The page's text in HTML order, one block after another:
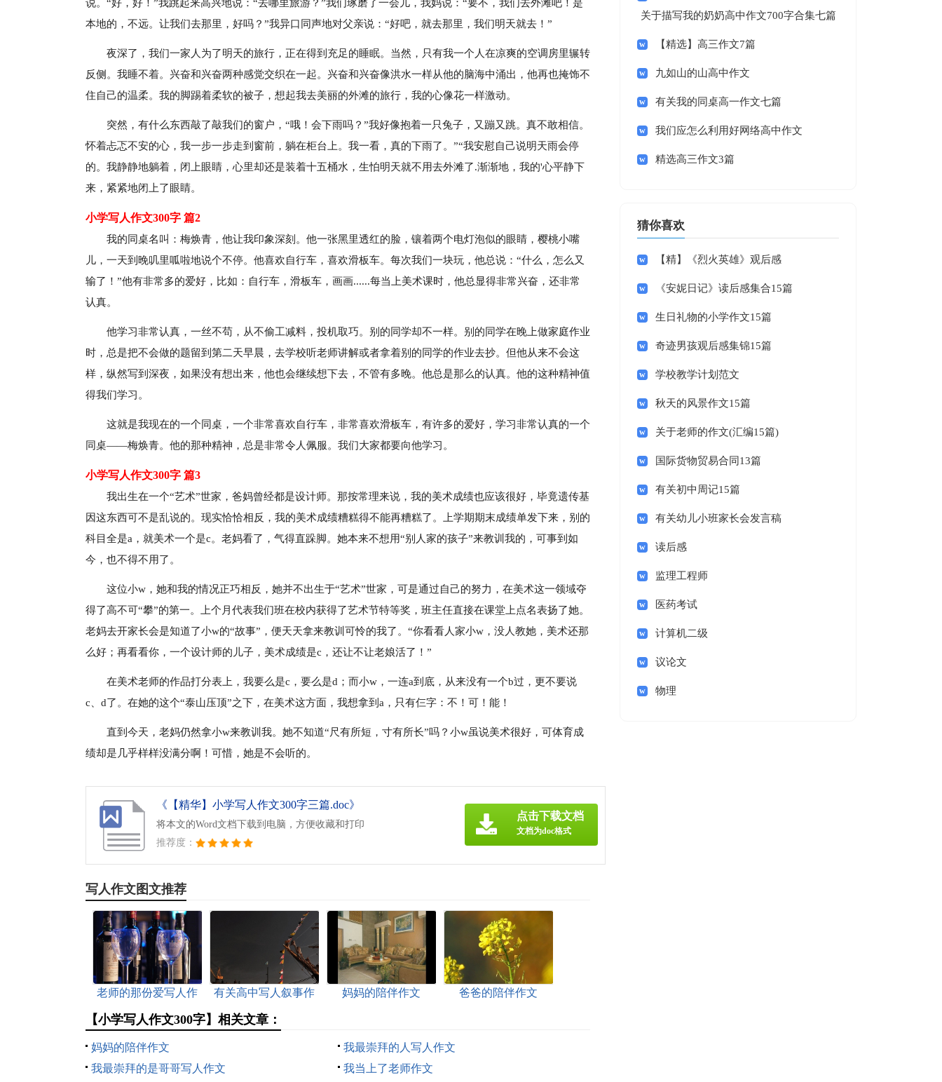
说。“好，好！”我跳起来高兴地说：“去哪里旅游？”我们琢磨了一会儿，我妈说：“要不，我们去外滩吧！是
本地的，不远。让我们去那里，好吗？”我异口同声地对父亲说：“好吧，就去那里，我们明天就去！”
夜深了，我们一家人为了明天的旅行，正在得到充足的睡眠。当然，只有我一个人在凉爽的空调房里辗转
反侧。我睡不着。兴奋和兴奋两种感觉交织在一起。兴奋和兴奋像洪水一样从他的脑海中涌出，他再也掩饰不
住自己的温柔。我的脚踢着柔软的被子，想起我去美丽的外滩的旅行，我的心像花一样激动。
突然，有什么东西敲了敲我们的窗户，“哦！会下雨吗？”我好像抱着一只兔子，又蹦又跳。真不敢相信。
怀着忐忑不安的心，我一步一步走到窗前，躺在柜台上。我一看，真的下雨了。”“我安慰自己说明天雨会停
的。我静静地躺着，闭上眼睛，心里却还是装着十五桶水，生怕明天就不用去外滩了.渐渐地，我的'心平静下
来，紧紧地闭上了眼睛。
小学写人作文300字 篇2
我的同桌名叫：梅焕青，他让我印象深刻。他一张黑里透红的脸，镶着两个电灯泡似的眼睛，樱桃小嘴
儿，一天到晚叽里呱啦地说个不停。他喜欢自行车，喜欢滑板车。每次我们一块玩，他总说：“什么，怎么又
输了！”他有非常多的爱好，比如：自行车，滑板车，画画......每当上美术课时，他总显得非常兴奋，还非常
认真。
他学习非常认真，一丝不苟，从不偷工减料，投机取巧。别的同学却不一样。别的同学在晚上做家庭作业
时，总是把不会做的题留到第二天早晨，去学校听老师讲解或者拿着别的同学的作业去抄。但他从来不会这
样，纵然写到深夜，如果没有想出来，他也会继续想下去，不管有多晚。他总是那么的认真。他的这种精神值
得我们学习。
这就是我现在的一个同桌，一个非常喜欢自行车，非常喜欢滑板车，有许多的爱好，学习非常认真的一个
同桌——梅焕青。他的那种精神，总是非常令人佩服。我们大家都要向他学习。
小学写人作文300字 篇3
我出生在一个“艺术”世家，爸妈曾经都是设计师。那按常理来说，我的美术成绩也应该很好，毕竟遗传基
因这东西可不是乱说的。现实恰恰相反，我的美术成绩糟糕得不能再糟糕了。上学期期末成绩单发下来，别的
科目全是a，就美术一个是c。老妈看了，气得直跺脚。她本来不想用“别人家的孩子”来教训我的，可事到如
今，也不得不用了。
这位小w，她和我的情况正巧相反，她并不出生于“艺术”世家，可是通过自己的努力，在美术这一领域夺
得了高不可“攀”的第一。上个月代表我们班在校内获得了艺术节特等奖，班主任直接在课堂上点名表扬了她。
老妈去开家长会是知道了小w的“故事”，便天天拿来教训可怜的我了。“你看看人家小w，没人教她，美术还那
么好；再看看你，一个设计师的儿子，美术成绩是c，还让不让老娘活了！”
在美术老师的作品打分表上，我要么是c，要么是d；而小w，一连a到底，从来没有一个b过，更不要说
c、d了。在她的这个“泰山压顶”之下，在美术这方面，我想拿到a，只有仨字：不！可！能！
直到今天，老妈仍然拿小w来教训我。她不知道“尺有所短，寸有所长”吗？小w虽说美术很好，可体育成
绩却是几乎样样没满分啊！可惜，她是不会听的。
《【精华】小学写人作文300字三篇.doc》
将本文的Word文档下载到电脑，方便收藏和打印
推荐度：
点击下载文档
文档为doc格式
写人作文图文推荐
老师的那份爱写人作
有关高中写人叙事作
妈妈的陪伴作文 爸爸的陪伴作文
【小学写人作文300字】相关文章：
妈妈的陪伴作文
我最崇拜的人写人作文
我最崇拜的是哥哥写人作文
我当上了老师作文
关于描写我的奶奶高中作文700字合集七篇
【精选】高三作文7篇
九如山的山高中作文
有关我的同桌高一作文七篇
我们应怎么利用好网络高中作文
精选高三作文3篇
猜你喜欢
【精】《烈火英雄》观后感
《安妮日记》读后感集合15篇
生日礼物的小学作文15篇
奇迹男孩观后感集锦15篇
学校教学计划范文
秋天的风景作文15篇
关于老师的作文(汇编15篇)
国际货物贸易合同13篇
有关初中周记15篇
有关幼儿小班家长会发言稿
读后感
监理工程师
医药考试
计算机二级
议论文
物理